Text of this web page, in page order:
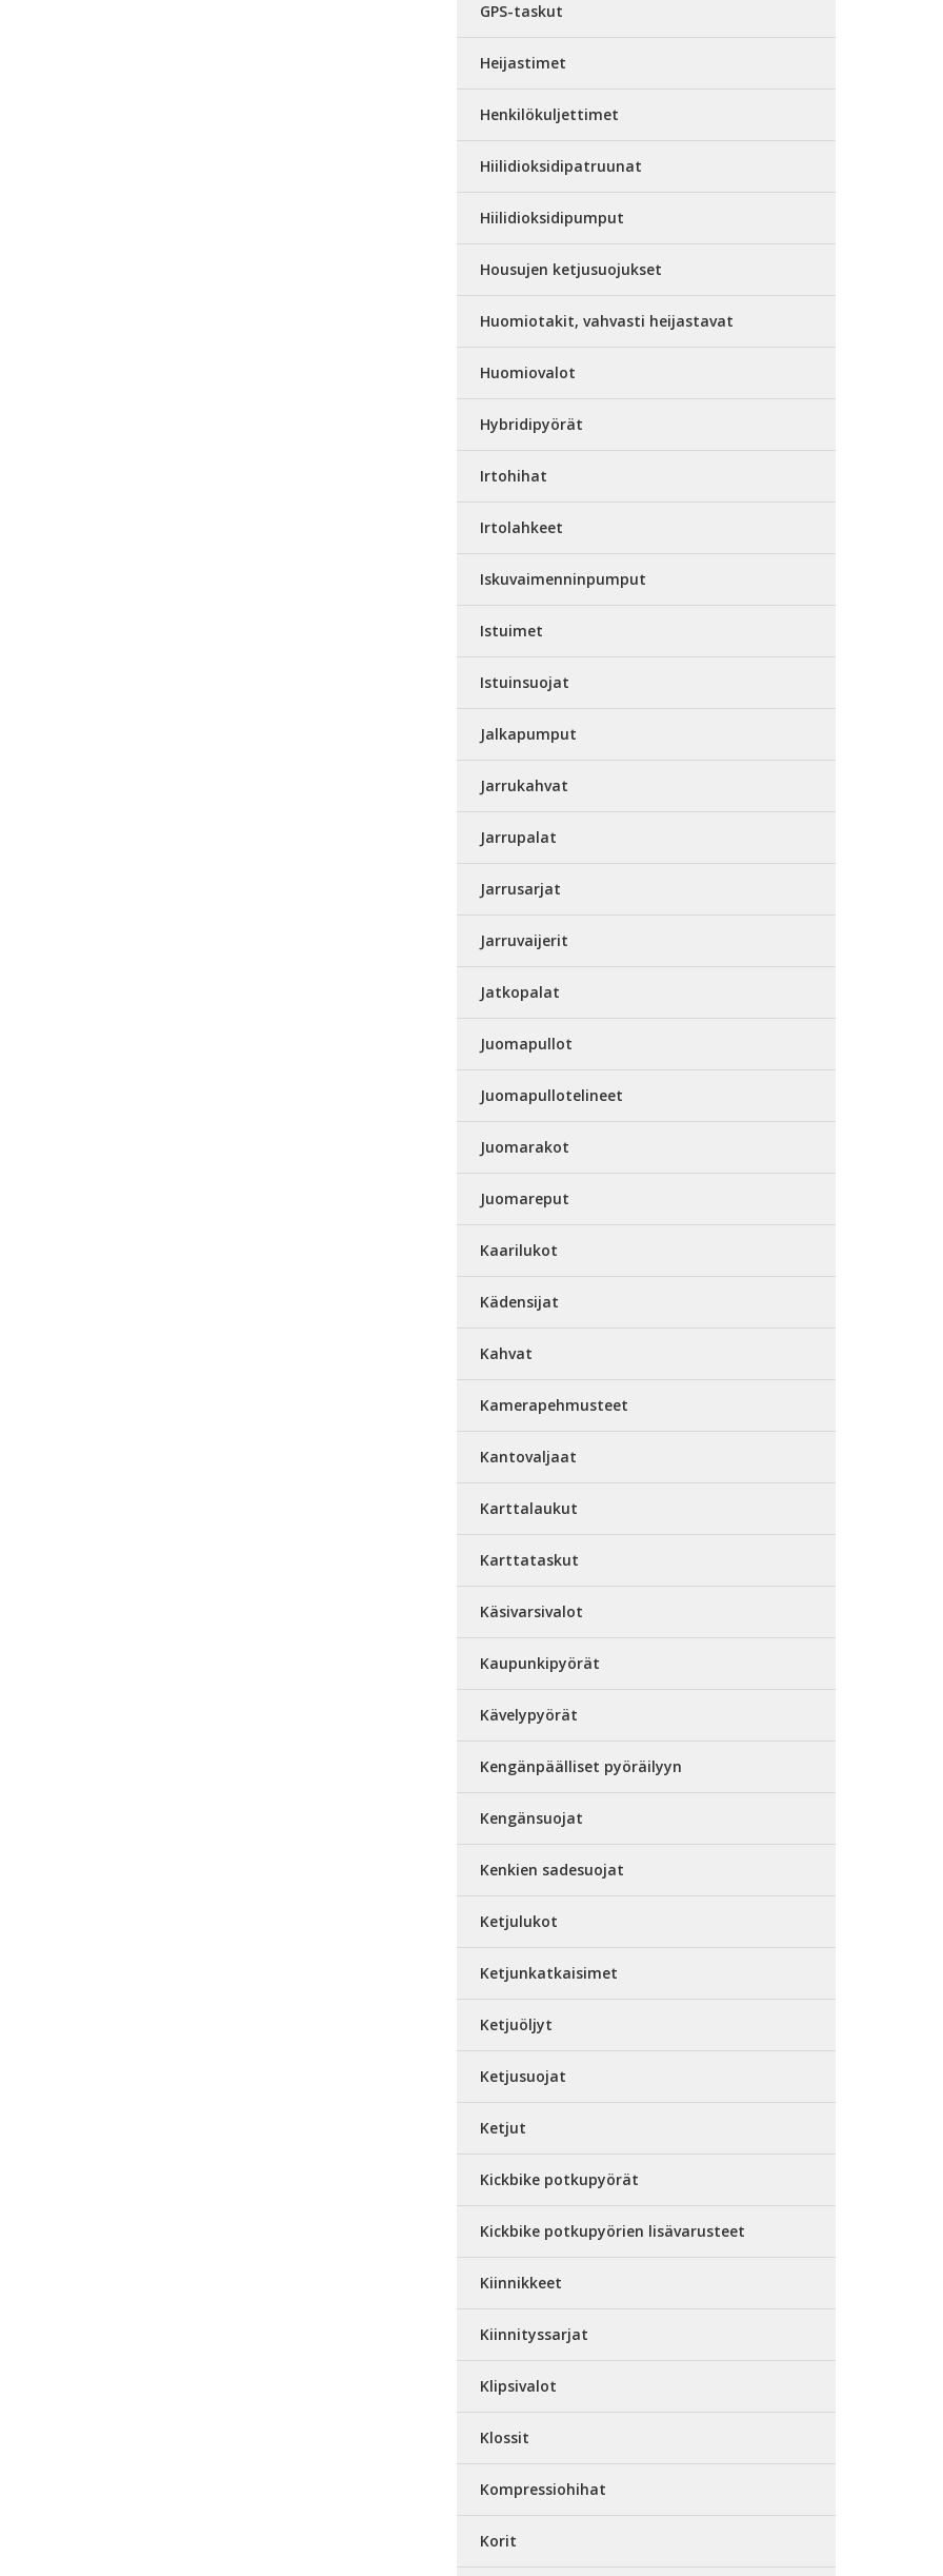
GPS-taskut
Heijastimet
Henkilökuljettimet
Hiilidioksidipatruunat
Hiilidioksidipumput
Housujen ketjusuojukset
Huomiotakit, vahvasti heijastavat
Huomiovalot
Hybridipyörät
Irtohihat
Irtolahkeet
Iskuvaimenninpumput
Istuimet
Istuinsuojat
Jalkapumput
Jarrukahvat
Jarrupalat
Jarrusarjat
Jarruvaijerit
Jatkopalat
Juomapullot
Juomapullotelineet
Juomarakot
Juomareput
Kaarilukot
Kädensijat
Kahvat
Kamerapehmusteet
Kantovaljaat
Karttalaukut
Karttataskut
Käsivarsivalot
Kaupunkipyörät
Kävelypyörät
Kengänpäälliset pyöräilyyn
Kengänsuojat
Kenkien sadesuojat
Ketjulukot
Ketjunkatkaisimet
Ketjuöljyt
Ketjusuojat
Ketjut
Kickbike potkupyörät
Kickbike potkupyörien lisävarusteet
Kiinnikkeet
Kiinnityssarjat
Klipsivalot
Klossit
Kompressiohihat
Korit